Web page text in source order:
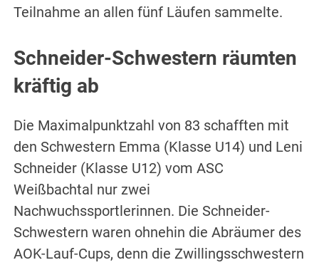
Teilnahme an allen fünf Läufen sammelte.
Schneider-Schwestern räumten
kräftig ab
Die Maximalpunktzahl von 83 schafften mit
den Schwestern Emma (Klasse U14) und Leni
Schneider (Klasse U12) vom ASC
Weißbachtal nur zwei
Nachwuchssportlerinnen. Die Schneider-
Schwestern waren ohnehin die Abräumer des
AOK-Lauf-Cups, denn die Zwillingsschwestern